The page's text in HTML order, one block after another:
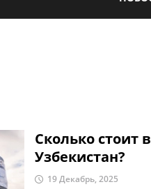
Сколько стоит
Узбекистан?
19 Декабрь, 2025